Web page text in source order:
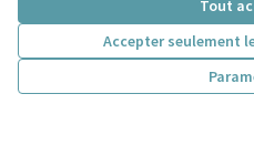
Tout
Accepter seulement
Cadre de vie et espaces verts
11 000 €